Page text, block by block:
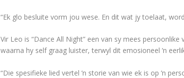
“Ek glo besluite vorm jou wese. En dit wat jy toelaat,
Vir Leo is “Dance All Night” een van sy mees
waarna hy self graag luister, terwyl dit emosioneel ’n
“Die spesifieke lied vertel ’n storie van wie ek is op ’n